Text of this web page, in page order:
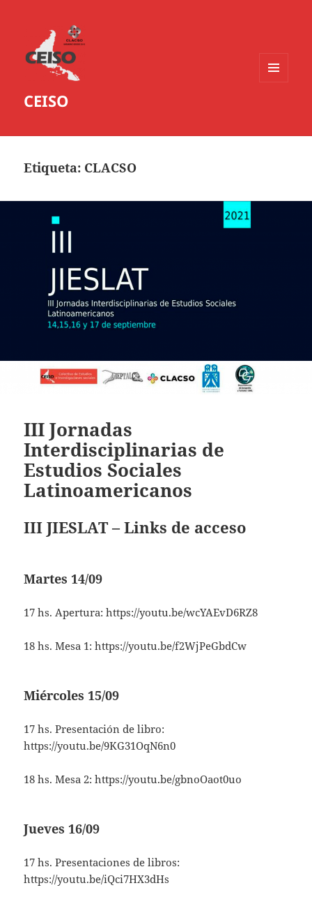
CEISO
Etiqueta: CLACSO
III Jornadas
Interdisciplinarias de
Estudios Sociales
Latinoamericanos
III JIESLAT – Links de acceso
Martes 14/09
17 hs. Apertura:https://youtu.be/wcYAEvD6RZ8
18 hs. Mesa 1:https://youtu.be/f2WjPeGbdCw
Miércoles 15/09
17 hs. Presentación de libro:
https://youtu.be/9KG31OqN6n0
18 hs. Mesa 2:https://youtu.be/gbnoOaot0uo
Jueves 16/09
17 hs. Presentaciones de libros:
https://youtu.be/iQci7HX3dHs